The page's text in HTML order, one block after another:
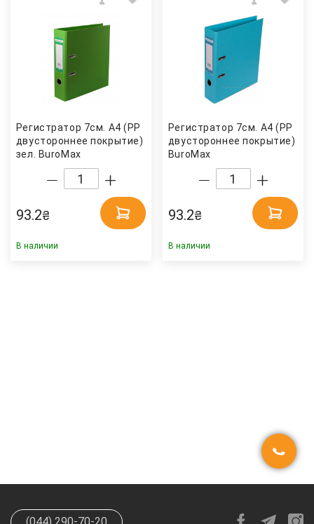
Регистратор 7см. А4 (PP
двустороннее покрытие) ELITE, св.-
зел. BuroMax
93.2₴
В наличии
Регистратор 7см. А4 (PP
двустороннее покрытие)
BuroMax
93.2₴
В наличии